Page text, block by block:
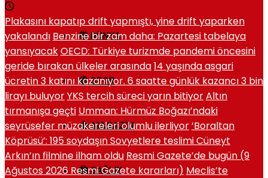
DÜNYA
SPOR
MAGAZIN
SAĞLIK
Plakasını kapatıp drift yapmıştı, yine drift yaparken
yakalandı Benzine bir zam daha: Pazartesi tabelaya
yansıyacakOECD: Türkiye turizmde pandemi öncesini
geride bırakan ülkeler arasında14 yaşında asgari
ücretin 3 katını kazanıyor. 6 saatte günlük kazancı 3 bin
lirayı buluyorYKS tercih süreci yarın bitiyorAltın
tırmanışa geçti Umman: Hürmüz Boğazı’ndaki
seyrüsefer müzakereleri olumlu ilerliyor‘Boraltan
Köprüsü’: 195 soydaşın Sovyetlere teslimi Cüneyt
Arkın’ın filmine ilham oldu Resmi Gazete’de bugün (9
Ağustos 2026 Resmi Gazete kararları) Meclis’te